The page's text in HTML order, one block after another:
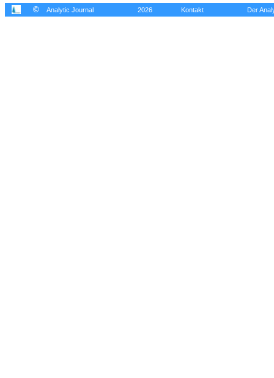
© Analytic Journal 2026 Kontakt Der